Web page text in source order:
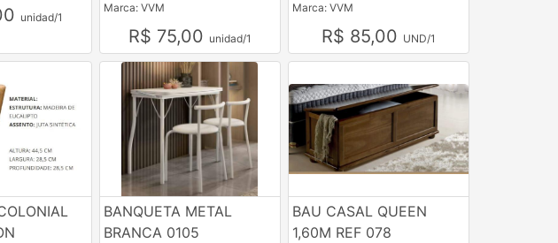
unidad/1
Marca: VVM
R$ 75,00 unidad/1
Marca: VVM
R$ 85,00 UND/1
BANQUETA METAL
BRANCA 0105
BAU CASAL QUEEN
1,60M REF 078